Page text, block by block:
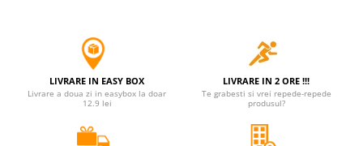
Echipamente petrecere
Jocuri de sah si table
Produse si dispozitive ajutatoare
LIVRARE IN EASY BOX
Livrare a doua zi in easybox la doar
12.9 lei
LIVRARE IN 2 ORE !!!
Te grabesti si vrei repede-repede
produsul?